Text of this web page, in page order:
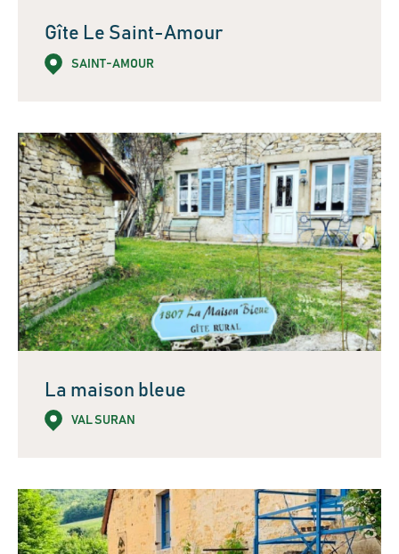
Gîte Le Saint-Amour
SAINT-AMOUR
La maison bleue
VAL SURAN